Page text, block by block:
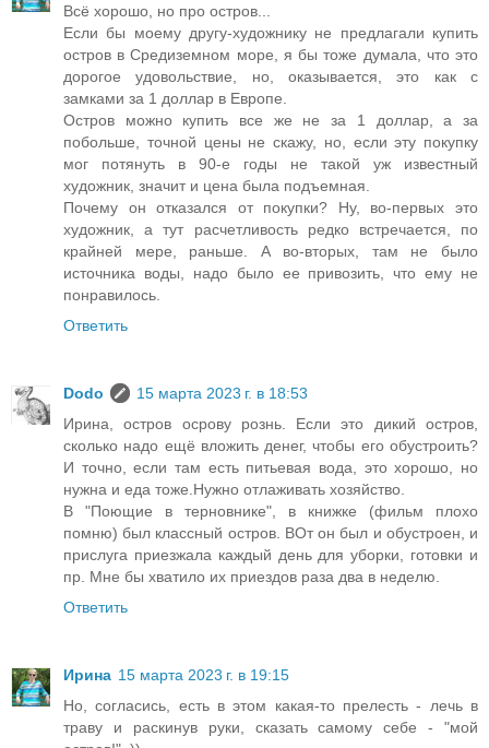
Всё хорошо, но про остров...
Если бы моему другу-художнику не предлагали купить
остров в Средиземном море, я бы тоже думала, что это
дорогое удовольствие, но, оказывается, это как с
замками за 1 доллар в Европе.
Остров можно купить все же не за 1 доллар, а за
побольше, точной цены не скажу, но, если эту покупку
мог потянуть в 90-е годы не такой уж известный
художник, значит и цена была подъемная.
Почему он отказался от покупки? Ну, во-первых это
художник, а тут расчетливость редко встречается, по
крайней мере, раньше. А во-вторых, там не было
источника воды, надо было ее привозить, что ему не
понравилось.
Ответить
Dodo
15 марта 2023 г. в 18:53
Ирина, остров осрову рознь. Если это дикий остров,
сколько надо ещё вложить денег, чтобы его обустроить?
И точно, если там есть питьевая вода, это хорошо, но
нужна и еда тоже.Нужно отлаживать хозяйство.
В "Поющие в терновнике", в книжке (фильм плохо
помню) был классный остров. ВОт он был и обустроен, и
прислуга приезжала каждый день для уборки, готовки и
пр. Мне бы хватило их приездов раза два в неделю.
Ответить
Ирина 15 марта 2023 г. в 19:15
Но, согласись, есть в этом какая-то прелесть - лечь в
траву и раскинув руки, сказать самому себе - "мой